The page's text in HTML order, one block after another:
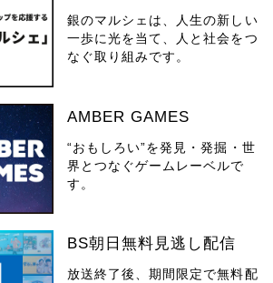
銀のマルシェは、人生の新しい
一歩に光を当て、人と社会をつ
なぐ取り組みです。
AMBER GAMES
“おもしろい”を発見・発掘・世
界とつなぐゲームレーベルで
す。
BS朝日無料見逃し配信
放送終了後、期間限定で無料配